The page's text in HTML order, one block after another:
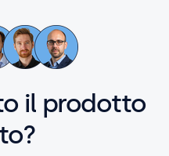
il prodotto